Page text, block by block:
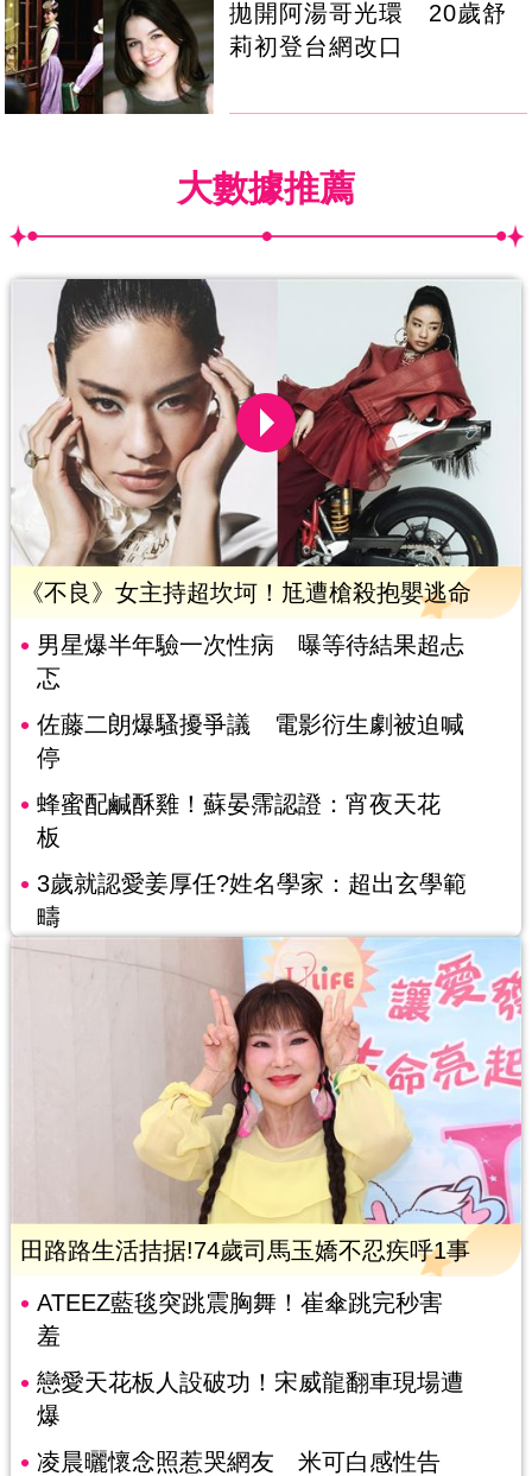
拋開阿湯哥光環 20歲舒
莉初登台網改口
大數據推薦
《不良》女主持超坎坷！尪遭槍殺抱嬰逃命
男星爆半年驗一次性病 曝等待結果超忐
忑
佐藤二朗爆騷擾爭議 電影衍生劇被迫喊
停
蜂蜜配鹹酥雞！蘇晏霈認證：宵夜天花
板
3歲就認愛姜厚任?姓名學家：超出玄學範
疇
田路路生活拮据!74歲司馬玉嬌不忍疾呼1事
ATEEZ藍毯突跳震胸舞！崔傘跳完秒害
羞
戀愛天花板人設破功！宋威龍翻車現場遭
爆
凌晨曬懷念照惹哭網友 米可白感性告